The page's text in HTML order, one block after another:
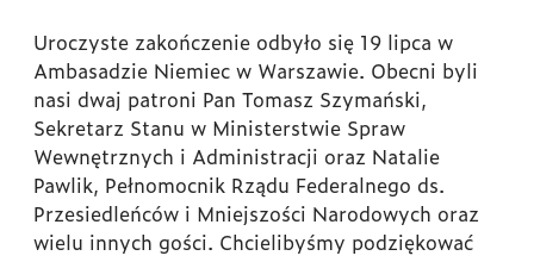
Uroczyste zakończenie odbyło się 19 lipca w
Ambasadzie Niemiec w Warszawie. Obecni byli
nasi dwaj patroni Pan Tomasz Szymański,
Sekretarz Stanu w Ministerstwie Spraw
Wewnętrznych i Administracji oraz Natalie
Pawlik, Pełnomocnik Rządu Federalnego ds.
Przesiedleńców i Mniejszości Narodowych oraz
wielu innych gości. Chcielibyśmy podziękować